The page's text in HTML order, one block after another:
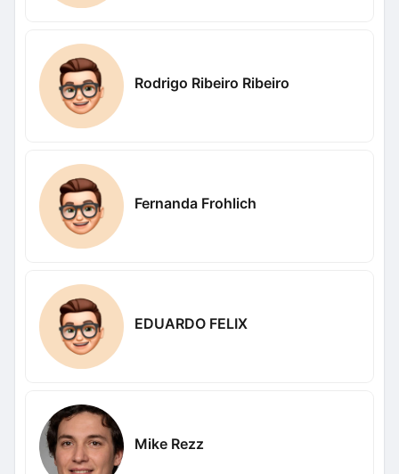
Rodrigo Ribeiro Ribeiro
Fernanda Frohlich
EDUARDO FELIX
Mike Rezz